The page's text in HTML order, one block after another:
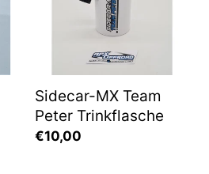
Trinkflasche
Sidecar-MX Team
Peter Trinkflasche
Normaler
€10,00